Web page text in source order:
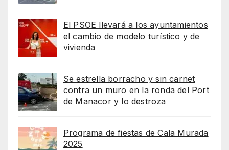
El PSOE llevará a los ayuntamientos
el cambio de modelo turístico y de
vivienda
Se estrella borracho y sin carnet
contra un muro en la ronda del Port
de Manacor y lo destroza
Programa de fiestas de Cala Murada
2025